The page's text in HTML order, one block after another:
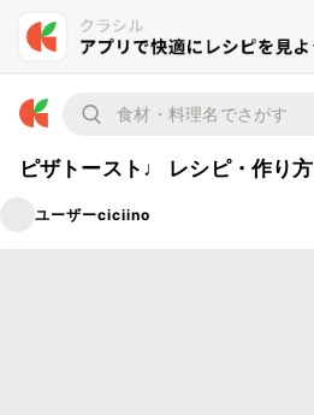
ピザトースト♩ レシピ・作り方
ユーザーciciino